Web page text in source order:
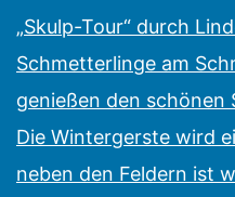
„Skulp-Tour“ durch
Schmetterlinge am
genießen den schönen
Die Wintergerste wird
neben den Feldern ist